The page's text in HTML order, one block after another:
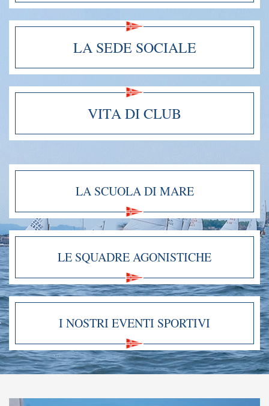
LA SEDE SOCIALE
VITA DI CLUB
LA SCUOLA DI MARE
LE SQUADRE AGONISTICHE
I NOSTRI EVENTI SPORTIVI